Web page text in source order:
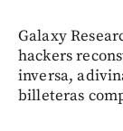
Galaxy
hackers
inversa,
billeteras